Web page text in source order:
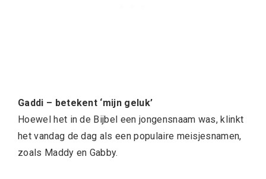
Gaddi – betekent ‘mijn geluk’
Hoewel het in de Bijbel een jongensnaam was, klinkt
het vandag de dag als een populaire meisjesnamen,
zoals Maddy en Gabby.